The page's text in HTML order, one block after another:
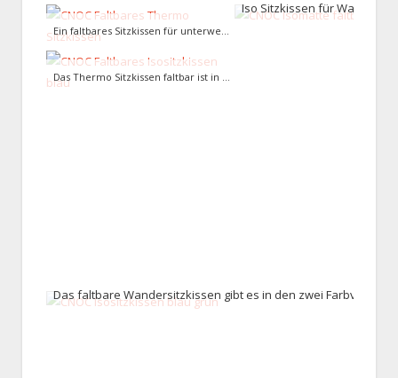
Ein faltbares Sitzkissen für unterwegs gesucht: CNOC bietet hier ein Produkt das wärmt und vor Feuchtigkeit schützt
Das Thermo Sitzkissen faltbar ist in Sekunden auf- und zugeklappt
Iso Sitzkissen für Wanderer
Das faltbare Wandersitzkissen gibt es in den zwei